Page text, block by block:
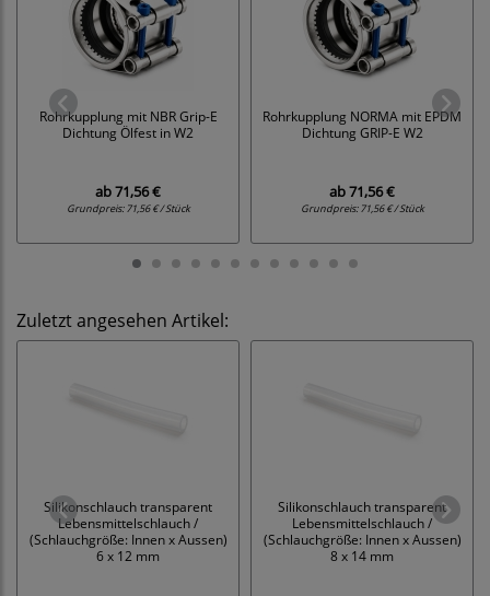
Rohrkupplung mit NBR Grip-E
Dichtung Ölfest in W2
ab71,56 €
Grundpreis:71,56 € / Stück
Rohrkupplung NORMA mit EPDM
Dichtung GRIP-E W2
ab71,56 €
Grundpreis:71,56 € / Stück
Zuletzt angesehen Artikel:
Silikonschlauch transparent
Lebensmittelschlauch /
(Schlauchgröße: Innen x Aussen)
6 x 12 mm
Silikonschlauch transparent
Lebensmittelschlauch /
(Schlauchgröße: Innen x Aussen)
8 x 14 mm